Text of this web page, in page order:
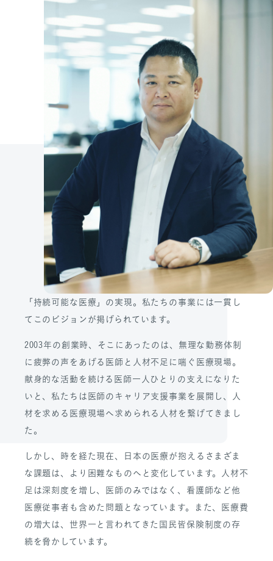
「持続可能な医療」の実現。私たちの事業には一貫し
てこのビジョンが掲げられています。
2003年の創業時、そこにあったのは、無理な勤務体制
に疲弊の声をあげる医師と人材不足に喘ぐ医療現場。
献身的な活動を続ける医師一人ひとりの支えになりた
いと、私たちは医師のキャリア支援事業を展開し、人
材を求める医療現場へ求められる人材を繋げてきまし
た。
しかし、時を経た現在、日本の医療が抱えるさまざま
な課題は、より困難なものへと変化しています。人材不
足は深刻度を増し、医師のみではなく、看護師など他
医療従事者も含めた問題となっています。また、医療費
の増大は、世界一と言われてきた国民皆保険制度の存
続を脅かしています。